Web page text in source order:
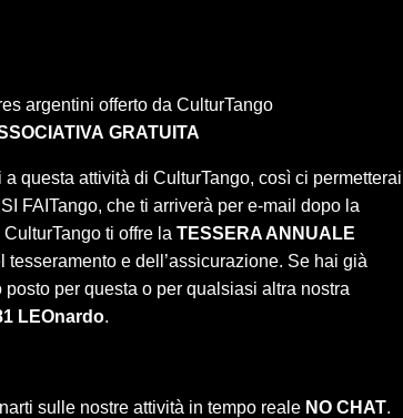
argentini offerto da CulturTango
GRATUITA
a questa attività di CulturTango, così ci permetterai
FAITango, che ti arriverà per e-mail dopo la
ti offre la TESSERA ANNUALE
tesseramento e dell’assicurazione. Se hai già
posto per questa o per qualsiasi altra nostra
LEOnardo.
sulle nostre attività in tempo reale NO CHAT.